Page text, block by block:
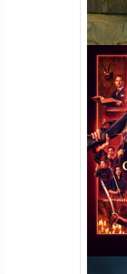
Viúva
720p/